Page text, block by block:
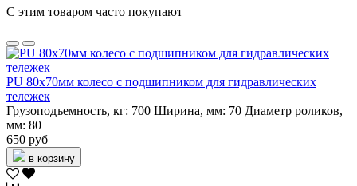
С этим товаром часто покупают
PU 80х70мм колесо с подшипником для гидравлических
тележек
Грузоподъемность, кг: 700 Ширина, мм: 70 Диаметр роликов,
мм: 80
650 руб
в корзину